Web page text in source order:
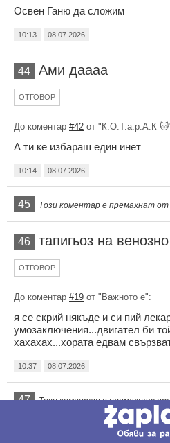
Освен Ганю да сложим
10:13 08.07.2026
44 Ами даааа
ОТГОВОР
До коментар #42 от "К.О.Т.а.р.А.К
А ти ке избараш един инет
10:14 08.07.2026
45 Този коментар е премахнат
46 тапигьоз на
ОТГОВОР
До коментар #19 от "Важното е":
я се скрий някъде и си пий
умозаключения...двигател би
хахахах...хората едвам
10:37 08.07.2026
47 Този коментар е премахнат